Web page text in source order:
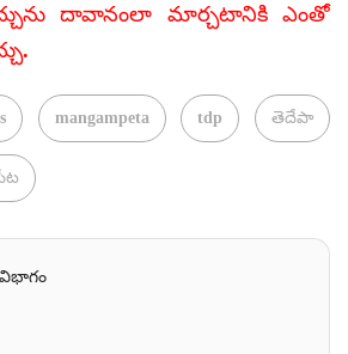
దావానంలా మార్చటానికి ఎంతో
mangampeta tdp తెదేపా